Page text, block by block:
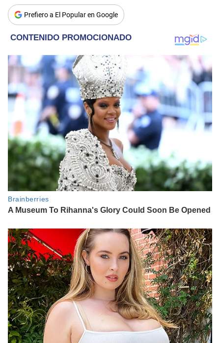
Prefiero a El Popular en Google